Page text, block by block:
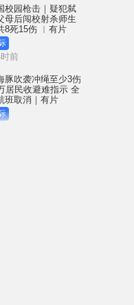
校园枪击｜疑犯弑
母后闯校射杀师生
8死15伤 ︱有片
前
豚吹袭冲绳至少3伤
居民收避难指示 全
班取消｜有片